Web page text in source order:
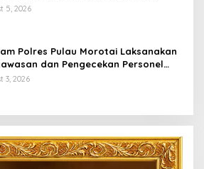
Masyarakat Mendapat
5, 2026
Polres Pulau Morotai Laksanakan
dan Pengecekan Personel
Serah Terima Piket Fungsi
3, 2026